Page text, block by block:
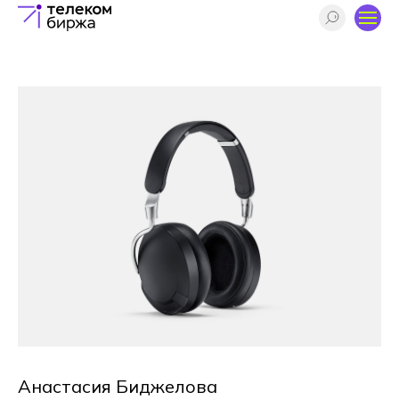
Анастасия Биджелова